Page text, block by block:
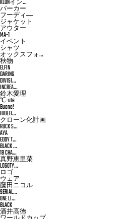
KLONイン…
パーカー
フーディ―
ジャケット
アウター
MA-1
イベント
シャツ
オックスフォ…
秋物
ELFIN
DARING
DIVISI…
INCREA…
鈴木愛理
℃-ute
Buono!
HIDETI…
クローン化計画
RUCK S…
AYA
EDDY T…
BLACK …
18 CHA…
真野恵里菜
LOGOTY…
ロゴ
ウェア
藤田ニコル
SERIAL…
ONE LI…
BLACK
酒井高徳